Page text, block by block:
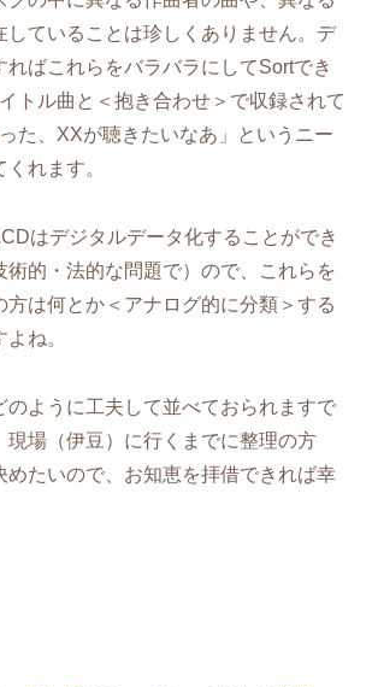
していることは珍しくありません。デ
ればこれらをバラバラにしてSortでき
トル曲と＜抱き合わせ＞で収録されて
た、XXが聴きたいなあ」というニー
れます。
はデジタルデータ化することができ
術的・法的な問題で）ので、これらを
方は何とか＜アナログ的に分類＞する
ね。
のように工夫して並べておられますで
現場（伊豆）に行くまでに整理の方
めたいので、お知恵を拝借できれば幸